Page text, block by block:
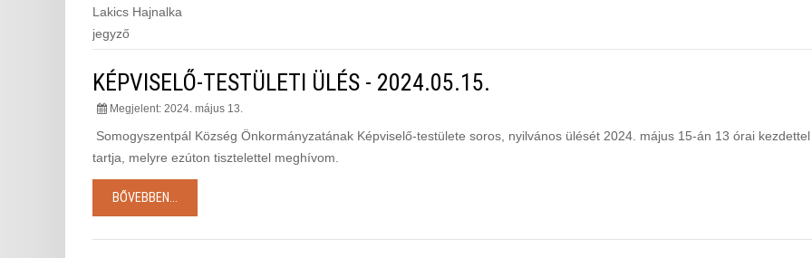
Lakics Hajnalka
jegyző
KÉPVISELŐ-TESTÜLETI ÜLÉS - 2024.05.15.
Megjelent: 2024. május 13.
Somogyszentpál Község Önkormányzatának Képviselő-testülete soros, nyilvános ülését 2024. május 15-án 13 órai kezdettel
tartja, melyre ezúton tisztelettel meghívom.
BŐVEBBEN...